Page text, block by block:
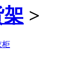
>
柜